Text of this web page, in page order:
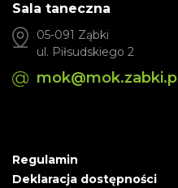
Sala taneczna
05-091 Ząbki
ul. Piłsudskiego 2
mok@mok.zabki.pl
Regulamin
Deklaracja dostępności